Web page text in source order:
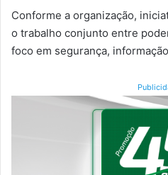
Conforme a organização,
o trabalho conjunto entre
foco em segurança,